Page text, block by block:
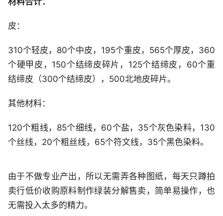
皮：
310个轻皮，80个中皮，195个重皮，565个厚皮，360
个硬甲皮，150个结缔皮碎片，125个结缔皮，60个重
结缔皮（300个结缔皮），500北地皮碎片。
其他材料：
120个粗线，85个细线，60个盐，35个灰色染料，130
个丝线，20个粗丝线，65个符文线，35个黑色染料。
由于不做专业产出，所以无需弄各种图纸，每天只蹲拍
卖行低价收购原料制作绿装分解售卖，简单易操作，也
无需投入太多的精力。